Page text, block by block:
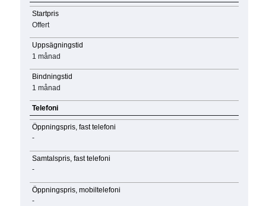
Startpris
Offert
Uppsägningstid
1 månad
Bindningstid
1 månad
Telefoni
Öppningspris, fast telefoni
-
Samtalspris, fast telefoni
-
Öppningspris, mobiltelefoni
-